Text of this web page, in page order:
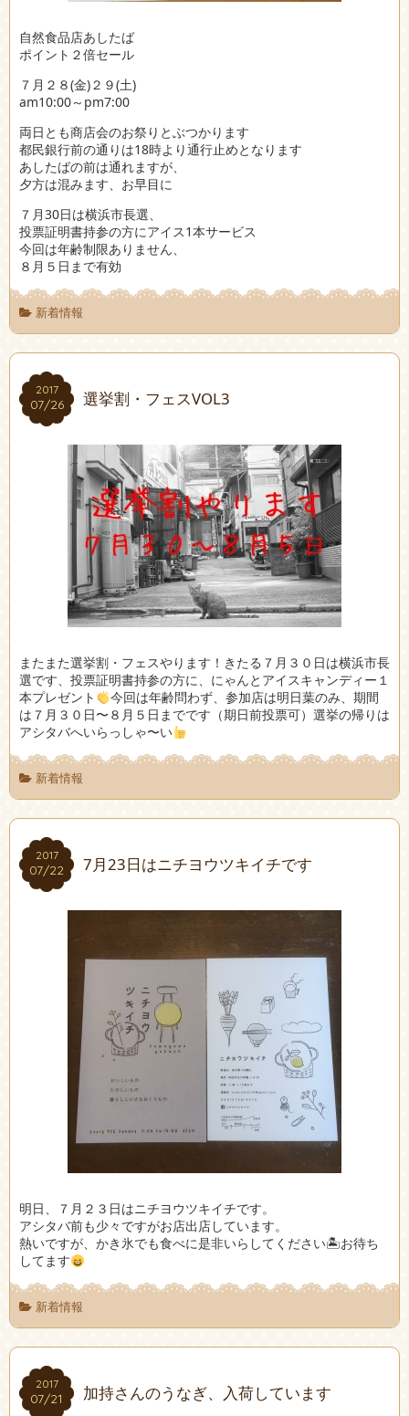
自然食品店あしたば
ポイント２倍セール
７月２８(金)２９(土)
am10:00～pm7:00
両日とも商店会のお祭りとぶつかります
都民銀行前の通りは18時より通行止めとなります
あしたばの前は通れますが、
夕方は混みます、お早目に
７月30日は横浜市長選、
投票証明書持参の方にアイス1本サービス
今回は年齢制限ありません、
８月５日まで有効
新着情報
2017
07/26
2017
07/26 選挙割・フェスVOL3
またまた選挙割・フェスやります！きたる７月３０日は横浜市長
選です、投票証明書持参の方に、にゃんとアイスキャンディー１
本プレゼント
今回は年齢問わず、参加店は明日葉のみ、期間
は７月３０日〜８月５日までです（期日前投票可）選挙の帰りは
アシタバへいらっしゃ〜い
新着情報
2017
07/22
2017
07/22 7月23日はニチヨウツキイチです
明日、７月２３日はニチヨウツキイチです。
アシタバ前も少々ですがお店出店しています。
熱いですが、かき氷でも食べに是非いらしてください🏝お待ち
してます
新着情報
2017
07/21
2017
07/21 加持さんのうなぎ、入荷しています